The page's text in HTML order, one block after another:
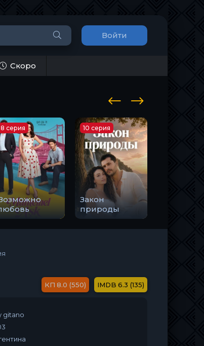
Войти
Скоро
8 серия
Закон
природы
10 серия
8.0 (550) 6.3 (135)
gitano